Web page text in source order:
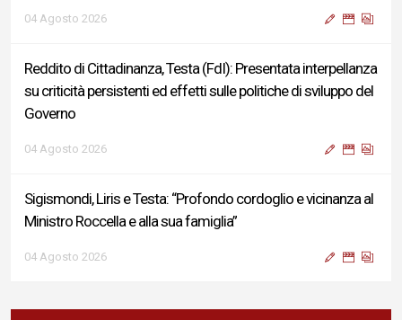
Sigismondi, Liris e Testa: “Profondo cordoglio e vicinanza al
Ministro Roccella e alla sua famiglia”
04 Agosto 2026
Terminal bus "Lorenzo Natali": modifiche temporanee alla
viabilità per il completamento dei lavori di riqualificazione
04 Agosto 2026
Liris: «Con Franco Mastri L’Aquila perde un medico di grande